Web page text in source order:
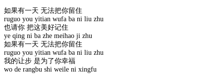
如果有一天 无法把你留住
ruguo you yitian wufa ba ni liu zhu
也请你 把这美好记住
ye qing ni ba zhe meihao ji zhu
如果有一天 无法把你留住
ruguo you yitian wufa ba ni liu zhu
我的让步 是为了你幸福
wo de rangbu shi weile ni xingfu